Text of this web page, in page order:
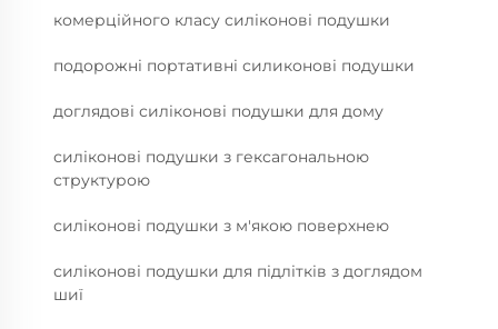
комерційного класу силіконові подушки
подорожні портативні силиконові подушки
доглядові силіконові подушки для дому
силіконові подушки з гексагональною
структурою
силіконові подушки з м'якою поверхнею
силіконові подушки для підлітків з доглядом
шиї